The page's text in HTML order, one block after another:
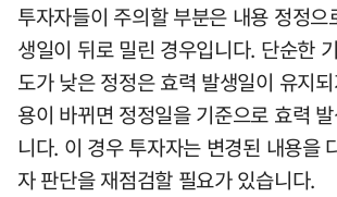
투자자들이 주의할 부분은 내용 정정으
생일이 뒤로 밀린 경우입니다. 단순한
도가 낮은 정정은 효력 발생일이 유지
용이 바뀌면 정정일을 기준으로 효력
니다. 이 경우 투자자는 변경된 내용을
자 판단을 재점검할 필요가 있습니다.